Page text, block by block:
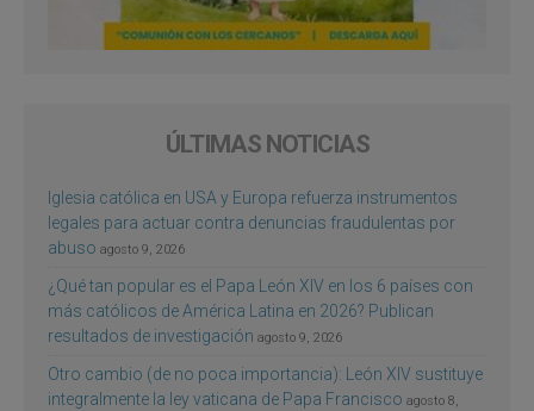
ÚLTIMAS NOTICIAS
Iglesia católica en USA y Europa refuerza instrumentos
legales para actuar contra denuncias fraudulentas por
abuso agosto 9, 2026
¿Qué tan popular es el Papa León XIV en los 6 países con
más católicos de América Latina en 2026? Publican
resultados de investigación agosto 9, 2026
Otro cambio (de no poca importancia): León XIV sustituye
integralmente la ley vaticana de Papa Francisco agosto 8,